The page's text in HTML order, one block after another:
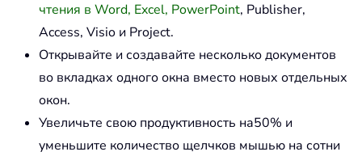
чтения в Word, Excel, PowerPoint, Publisher,
Access, Visio и Project.
Открывайте и создавайте несколько документов
во вкладках одного окна вместо новых отдельных
окон.
Увеличьте свою продуктивность на50% и
уменьшите количество щелчков мышью на сотни